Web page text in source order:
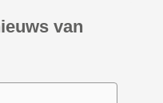
van